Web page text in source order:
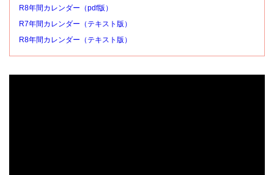
R8年間カレンダー（pdf版）
R7年間カレンダー（テキスト版）
R8年間カレンダー（テキスト版）